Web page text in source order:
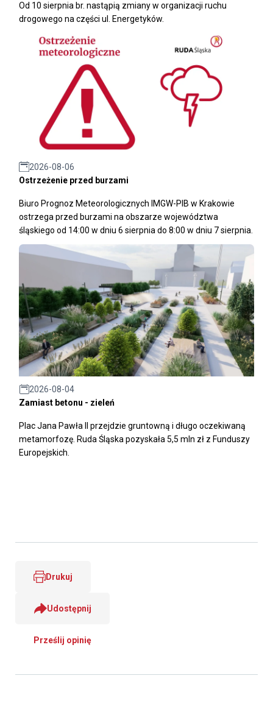
Od 10 sierpnia br. nastąpią zmiany w organizacji ruchu
drogowego na części ul. Energetyków.
2026-08-06
Ostrzeżenie przed burzami
Biuro Prognoz Meteorologicznych IMGW-PIB w Krakowie
ostrzega przed burzami na obszarze województwa
śląskiego od 14:00 w dniu 6 sierpnia do 8:00 w dniu 7 sierpnia.
2026-08-04
Zamiast betonu - zieleń
Plac Jana Pawła II przejdzie gruntowną i długo oczekiwaną
metamorfozę. Ruda Śląska pozyskała 5,5 mln zł z Funduszy
Europejskich.
Drukuj
Udostępnij
Prześlij opinię